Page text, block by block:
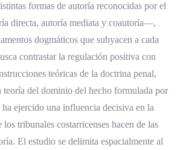
o inmediata
en Costa Rica
mediata por coacción del
mediata por uso de inimputables
formas de autoría reconocidas por el
directa, autoría mediata y coautoría—,
dogmáticos que subyacen a cada
contrastar la regulación positiva con
teóricas de la doctrina penal,
teoría del dominio del hecho formulada por
ejercido una influencia decisiva en la
los tribunales costarricenses hacen de las
El estudio se delimita espacialmente al